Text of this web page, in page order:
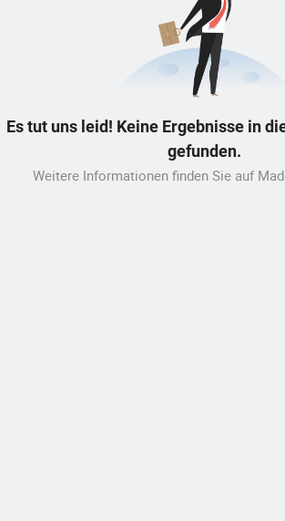
Es tut uns leid! Keine Ergebnisse in
gefunden.
Weitere Informationen finden Sie auf